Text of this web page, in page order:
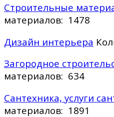
Строительные
материалов: 1478
Дизайн интерьера
Загородное
материалов: 634
Сантехника, услуги
материалов: 1891